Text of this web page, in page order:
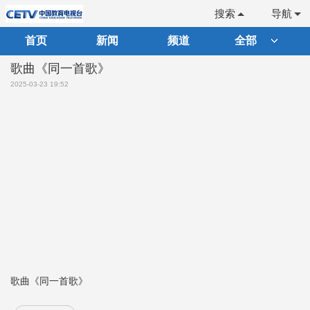
导航
搜索
首页 新闻 频道 全部
歌曲《同一首歌》
2025-03-23 19:52
歌曲《同一首歌》